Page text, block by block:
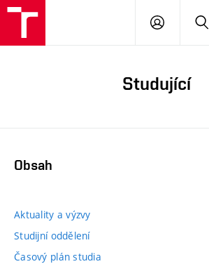
PŘIHLÁSIT
Studující
Obsah
Aktuality a výzvy
Studijní oddělení
Časový plán studia